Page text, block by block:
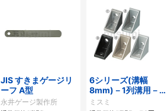
JIS すきまゲージリ
ーフ A型
永井ゲージ製作所
6シリーズ(溝幅
8mm)－1列溝用－
突起付反転ブラケッ
ミスミ